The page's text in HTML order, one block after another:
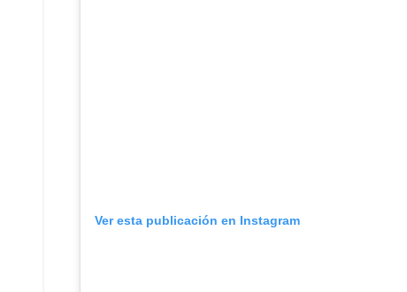
Ver esta publicación en Instagram